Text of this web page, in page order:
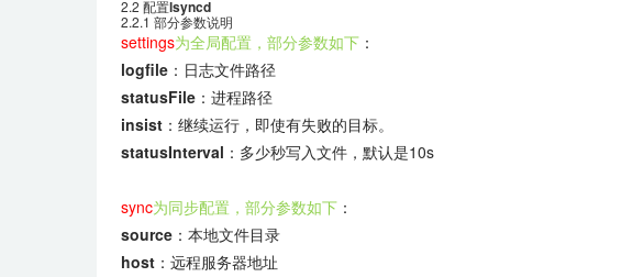
2.2 配置lsyncd
2.2.1 部分参数说明
settings为全局配置，部分参数如下 ：
logfile ：日志文件路径
statusFile ：进程路径
insist ：继续运行，即使有失败的目标。
statusInterval ：多少秒写入文件，默认是10s
sync为同步配置，部分参数如下 ：
source ：本地文件目录
host ：远程服务器地址